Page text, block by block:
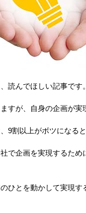
読んでほしい記事です。
すが、自身の企画が実
9割以上がボツになると
で企画を実現するため
ひとを動かして実現す